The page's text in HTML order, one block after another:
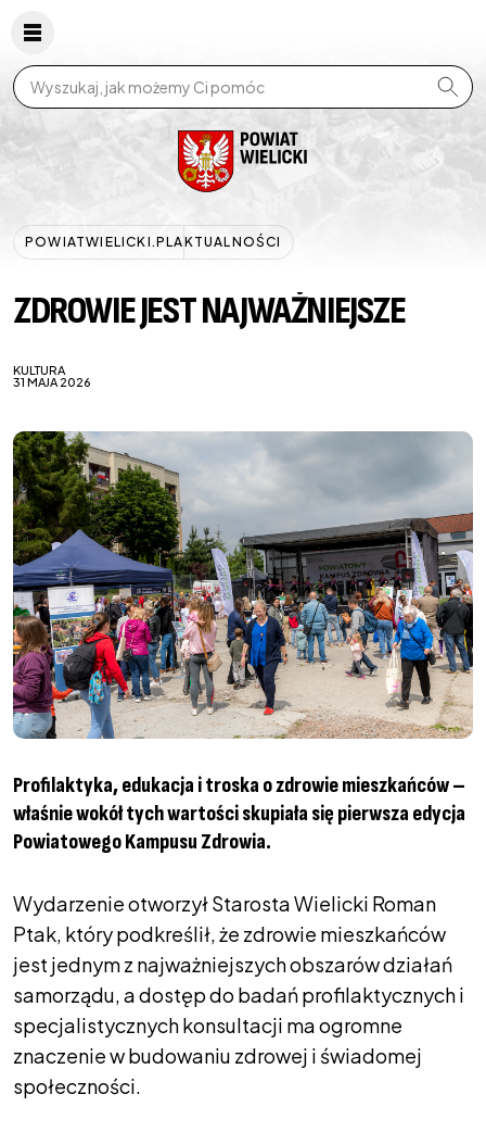
Wpisz szukaną frazę
POWIATWIELICKI.PLAKTUALNOŚCI
ZDROWIE JEST NAJWAŻNIEJSZE
KULTURA
31 MAJA 2026
Profilaktyka, edukacja i troska o zdrowie mieszkańców –
właśnie wokół tych wartości skupiała się pierwsza edycja
Powiatowego Kampusu Zdrowia.
Wydarzenie otworzył Starosta Wielicki Roman
Ptak, który podkreślił, że zdrowie mieszkańców
jest jednym z najważniejszych obszarów działań
samorządu, a dostęp do badań profilaktycznych i
specjalistycznych konsultacji ma ogromne
znaczenie w budowaniu zdrowej i świadomej
społeczności.